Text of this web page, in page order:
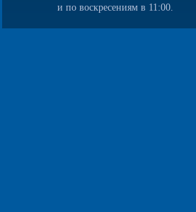
и по воскресениям в 11:00.